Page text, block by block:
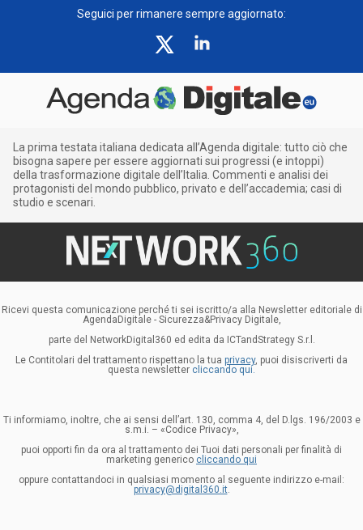
Seguici per rimanere sempre aggiornato:
La prima testata italiana dedicata all’Agenda digitale: tutto ciò che
bisogna sapere per essere aggiornati sui progressi (e intoppi)
della trasformazione digitale dell’Italia. Commenti e analisi dei
protagonisti del mondo pubblico, privato e dell’accademia; casi di
studio e scenari.
Ricevi questa comunicazione perché ti sei iscritto/a alla Newsletter editoriale di
AgendaDigitale - Sicurezza&Privacy Digitale,
parte del NetworkDigital360 ed edita da ICTandStrategy S.r.l.
Le Contitolari del trattamento rispettano la tua privacy, puoi disiscriverti da
questa newsletter cliccando qui.
Ti informiamo, inoltre, che ai sensi dell’art. 130, comma 4, del D.lgs. 196/2003 e
s.m.i. – «Codice Privacy»,
puoi opporti fin da ora al trattamento dei Tuoi dati personali per finalità di
marketing generico cliccando qui
oppure contattandoci in qualsiasi momento al seguente indirizzo e-mail:
privacy@digital360.it.